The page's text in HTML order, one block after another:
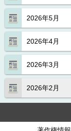
2026年5月
2026年4月
2026年3月
2026年2月